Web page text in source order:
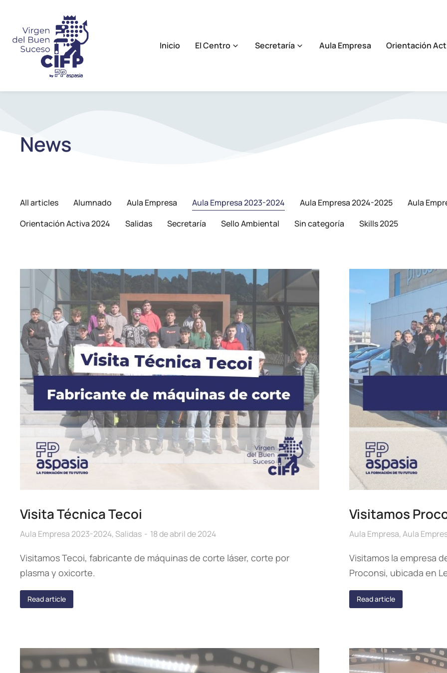
Inicio El Centro Secretaría Aula Empresa Orientación
News
All articles Alumnado Aula Empresa Aula Empresa 2023-2024 Aula Empresa 2024-2025
Aula
Orientación Activa 2024
Salidas Secretaría Sello Ambiental Sin categoría Skills 2025
Visita Técnica Tecoi
Aula Empresa 2023-2024,Salidas 18 de abril de 2024
Visitamos Tecoi, fabricante de máquinas de corte láser, corte por
plasma y oxicorte.
Read article
Visitamos
Aula Empresa,Aula
Visitamos la empresa
Proconsi, ubicada en
Read article